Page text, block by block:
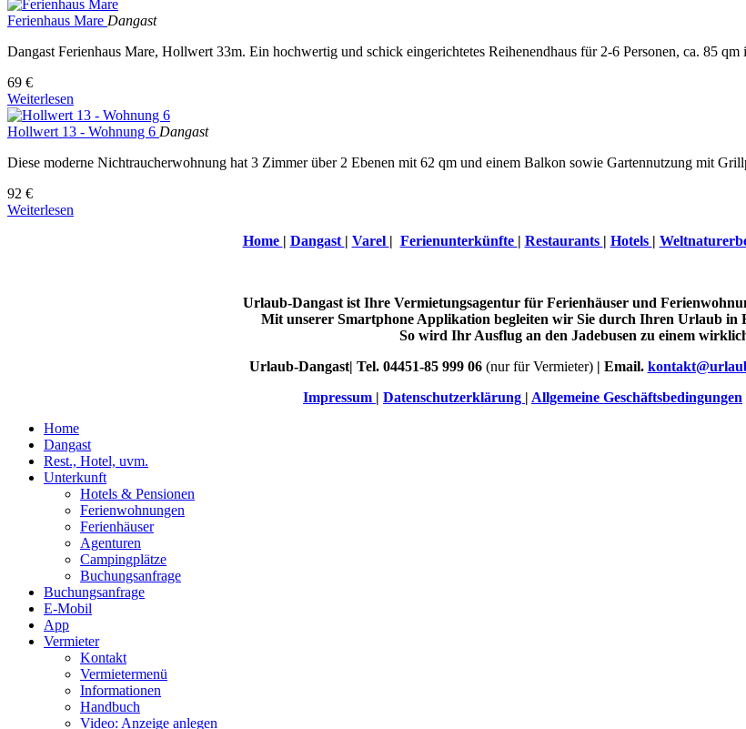
Ferienhaus Mare Dangast
Dangast Ferienhaus Mare, Hollwert 33m. Ein hochwertig und schick eingerichtetes Reihenendhaus für 2-6 Personen, ca. 85 qm
69 €
Weiterlesen
Hollwert 13 - Wohnung 6 Dangast
Diese moderne Nichtraucherwohnung hat 3 Zimmer über 2 Ebenen mit 62 qm und einem Balkon sowie Gartennutzung mit
92 €
Weiterlesen
Home | Dangast | Varel | Ferienunterkünfte | Restaurants | Hotels |
Urlaub-Dangast ist Ihre Vermietungsagentur für Ferienhäuser und
Mit unserer Smartphone Applikation begleiten wir Sie durch Ihren Urlaub in
So wird Ihr Ausflug an den Jadebusen zu einem
Urlaub-Dangast| Tel. 04451-85 999 06 (nur für Vermieter)| Email.
Impressum | Datenschutzerklärung | Allgemeine Geschäftsbedingungen
Home
Dangast
Rest., Hotel, uvm.
Unterkunft
Hotels & Pensionen
Ferienwohnungen
Ferienhäuser
Agenturen
Campingplätze
Buchungsanfrage
Buchungsanfrage
E-Mobil
App
Vermieter
Kontakt
Vermietermenü
Informationen
Handbuch
Video: Anzeige anlegen